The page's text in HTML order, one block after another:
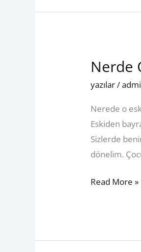
Nerde
yazılar/
Nerede o
Eskiden
Sizlerde
dönelim.
Nerde
Bayramlar
Read More »